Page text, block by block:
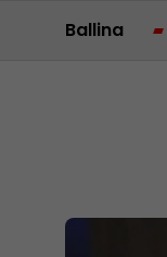
Ballina